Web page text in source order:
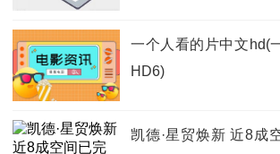
一个人看的片中文hd(
HD6)
凯德·星贸焕新 近8成